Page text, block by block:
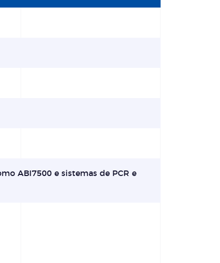
ABI7500 e sistemas de PCR e